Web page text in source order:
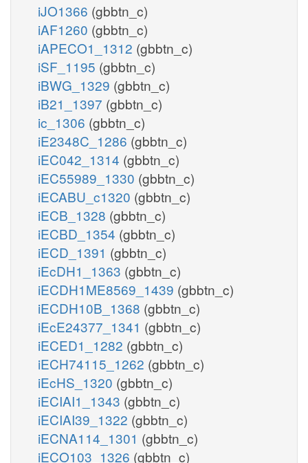
iJO1366 (gbbtn_c)
iAF1260 (gbbtn_c)
iAPECO1_1312 (gbbtn_c)
iSF_1195 (gbbtn_c)
iBWG_1329 (gbbtn_c)
iB21_1397 (gbbtn_c)
ic_1306 (gbbtn_c)
iE2348C_1286 (gbbtn_c)
iEC042_1314 (gbbtn_c)
iEC55989_1330 (gbbtn_c)
iECABU_c1320 (gbbtn_c)
iECB_1328 (gbbtn_c)
iECBD_1354 (gbbtn_c)
iECD_1391 (gbbtn_c)
iEcDH1_1363 (gbbtn_c)
iECDH1ME8569_1439 (gbbtn_c)
iECDH10B_1368 (gbbtn_c)
iEcE24377_1341 (gbbtn_c)
iECED1_1282 (gbbtn_c)
iECH74115_1262 (gbbtn_c)
iEcHS_1320 (gbbtn_c)
iECIAI1_1343 (gbbtn_c)
iECIAI39_1322 (gbbtn_c)
iECNA114_1301 (gbbtn_c)
iECO103_1326 (gbbtn_c)